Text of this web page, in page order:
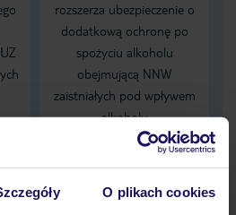
O plikach cookies
rozszerza ubezpieczenie o
dodatkową ochronę po
spożyciu alkoholu
obejmującą NNW
zaistniałych pod wpływem
alkoholu